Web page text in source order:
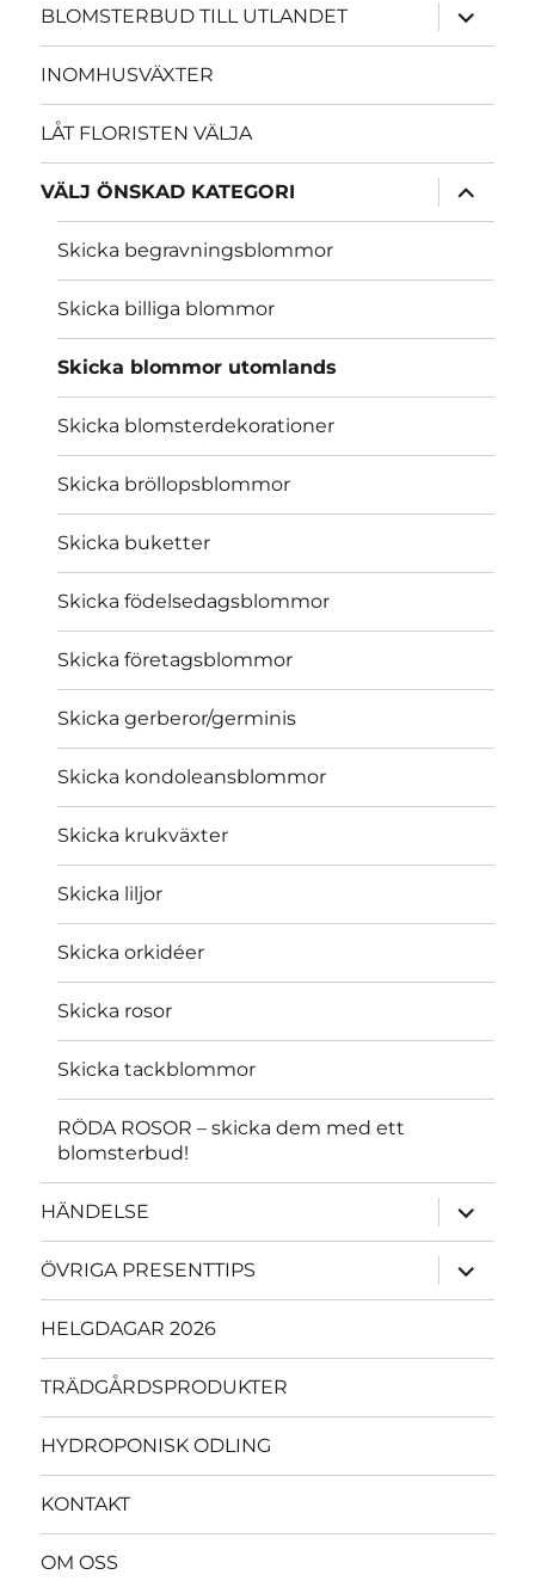
BLOMSTERBUD TILL UTLANDET
INOMHUSVÄXTER
LÅT FLORISTEN VÄLJA
VÄLJ ÖNSKAD KATEGORI
Skicka begravningsblommor
Skicka billiga blommor
Skicka blommor utomlands
Skicka blomsterdekorationer
Skicka bröllopsblommor
Skicka buketter
Skicka födelsedagsblommor
Skicka företagsblommor
Skicka gerberor/germinis
Skicka kondoleansblommor
Skicka krukväxter
Skicka liljor
Skicka orkidéer
Skicka rosor
Skicka tackblommor
RÖDA ROSOR – skicka dem med ett
blomsterbud!
HÄNDELSE
ÖVRIGA PRESENTTIPS
HELGDAGAR 2026
TRÄDGÅRDSPRODUKTER
HYDROPONISK ODLING
KONTAKT
OM OSS